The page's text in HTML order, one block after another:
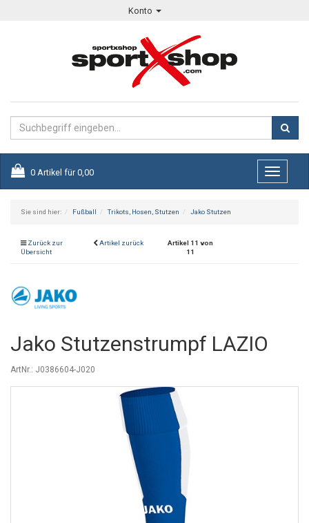
Konto
0 Artikel für 0,00
Toggle
Sie sind hier: Fußball Trikots, Hosen, Stutzen Jako Stutzen
Zurück zur
Übersicht
Artikel zurück
Artikel 11 von
11
Jako Stutzenstrumpf LAZIO
ArtNr.: J0386604-J020